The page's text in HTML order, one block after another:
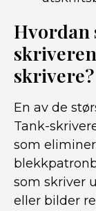
Hvordan
skrivere?
En av de
Tank-
som
som skriver
eller bilder